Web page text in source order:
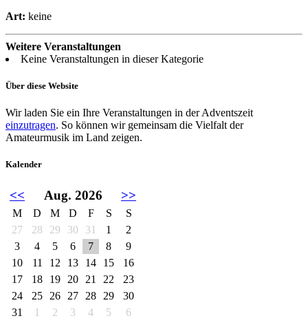
Art: keine
Weitere Veranstaltungen
Keine Veranstaltungen in dieser Kategorie
Über diese Website
Wir laden Sie ein Ihre Veranstaltungen in der Adventszeit
einzutragen. So können wir gemeinsam die Vielfalt der
Amateurmusik im Land zeigen.
Kalender
<< Aug. 2026 >>
M D M D F S
S
27
28 29 30 31 1
2
3
4 5 6 7 8
9
10
11 12 13 14 15
16
17
18 19 20 21 22
23
24
25 26 27 28 29
30
31
1 2 3 4 5 6